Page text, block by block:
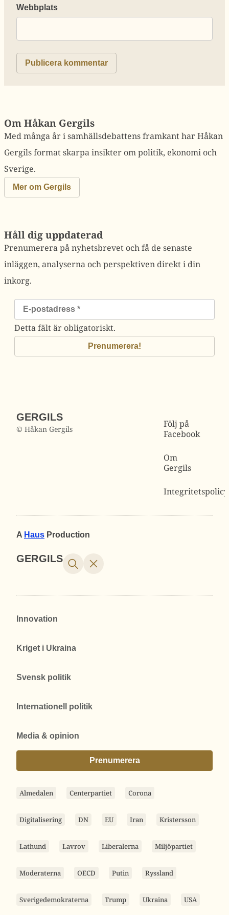
Webbplats
Om Håkan Gergils
Med många år i samhällsdebattens framkant har Håkan
Gergils format skarpa insikter om politik, ekonomi och
Sverige.
Mer om Gergils
Håll dig uppdaterad
Prenumerera på nyhetsbrevet och få de senaste
inläggen, analyserna och perspektiven direkt i din
inkorg.
Detta fält är obligatoriskt.
GERGILS
© Håkan Gergils
Följ på
Facebook
Om
Gergils
Integritetspolicy
A Haus Production
GERGILS
Innovation
Kriget i Ukraina
Svensk politik
Internationell politik
Media & opinion
Prenumerera
Almedalen Centerpartiet Corona
Digitalisering DN EU Iran Kristersson
Lathund Lavrov Liberalerna Miljöpartiet
Moderaterna OECD Putin Ryssland
Sverigedemokraterna Trump Ukraina USA